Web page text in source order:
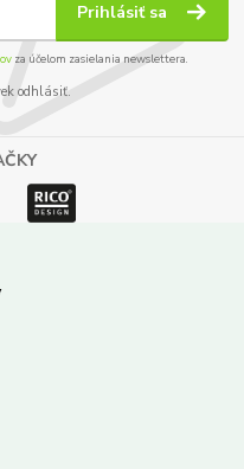
Prihlásiť sa
za účelom zasielania newslettera.
odhlásiť.